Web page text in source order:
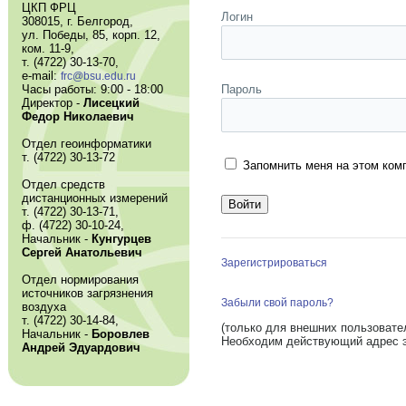
ЦКП ФРЦ
308015, г. Белгород,
ул. Победы, 85, корп. 12,
ком. 11-9,
т. (4722) 30-13-70,
e-mail:frc@bsu.edu.ru
Часы работы: 9:00 - 18:00
Директор - Лисецкий
Федор Николаевич
Отдел геоинформатики
т. (4722) 30-13-72
Отдел средств
дистанционных измерений
т. (4722) 30-13-71,
ф. (4722) 30-10-24,
Начальник - Кунгурцев
Сергей Анатольевич
Отдел нормирования
источников загрязнения
воздуха
т. (4722) 30-14-84,
Начальник - Боровлев
Андрей Эдуардович
Логин
Пароль
Запомнить меня на этом
Зарегистрироваться
Забыли свой пароль?
(только для внешних
Необходим действующий адрес